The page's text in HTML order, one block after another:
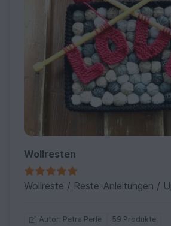
Wollresten
Autor: Petra Perle 59 Produkte